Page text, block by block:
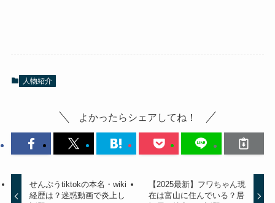
人物紹介
よかったらシェアしてね！
せんぷうtiktokの本名・wiki
経歴は？迷惑動画で炎上し
【2025最新】フワちゃん現
在は富山に住んでいる？居